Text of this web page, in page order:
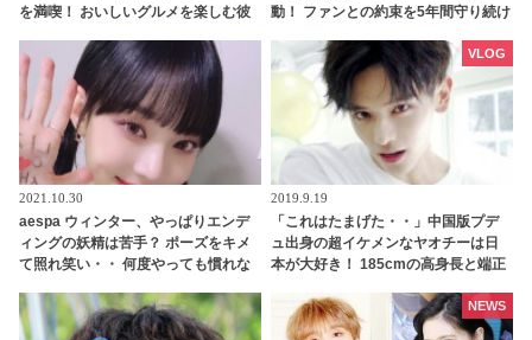
を満喫！ おいしいグルメを楽しむ彼
動！ ファンとの約束を5年間守り続け
シュガの”沼”に落ちていく人が続出
2021.10.30
aespa ウィンター、やっぱりエンデ
ィングの妖精は苦手？ ポーズをキメ
て照れ笑い・・ 何度やっても慣れな
2019.9.19
「これはたまげた・・」中国版プデ
ュ出身の超イケメンなヤオチーは日
本が大好き！ 185cmの高身長と端正
VLOG
NEWS